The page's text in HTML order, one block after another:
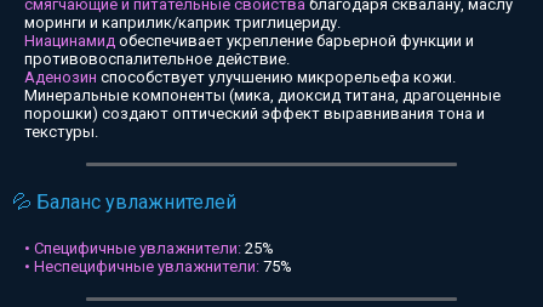
смягчающие и питательные свойства благодаря сквалану, маслу
моринги и каприлик/каприк триглицериду.
Ниацинамид обеспечивает укрепление барьерной функции и
противовоспалительное действие.
Аденозин способствует улучшению микрорельефа кожи.
Минеральные компоненты (мика, диоксид титана, драгоценные
порошки) создают оптический эффект выравнивания тона и
текстуры.
💦 Баланс увлажнителей
• Специфичные увлажнители: 25%
• Неспецифичные увлажнители: 75%